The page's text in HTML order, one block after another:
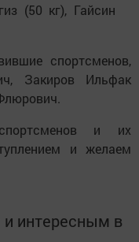
(50 кг), Гайсин
спортсменов,
Закиров Ильфак
и их
и желаем
интересным в